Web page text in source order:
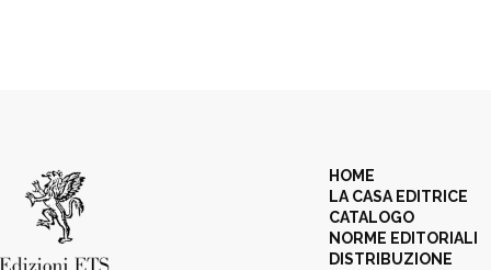
HOME
LA CASA EDITRICE
CATALOGO
NORME EDITORIALI
DISTRIBUZIONE